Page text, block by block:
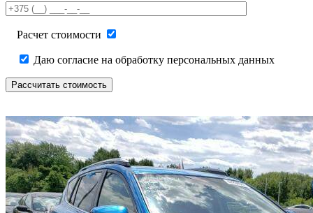
field
empty.
Расчет стоимости
Даю согласие на обработку персональных данных